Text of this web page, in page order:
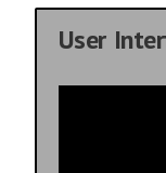
User